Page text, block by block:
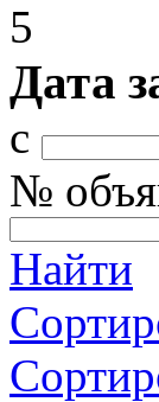
5
Дата
с
№
Найти